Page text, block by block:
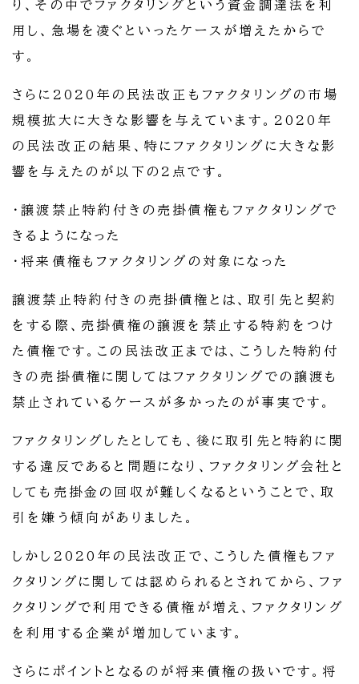
り、その中でファクタリングという資金調達法を利
用し、急場を凌ぐといったケースが増えたからで
す。
さらに2020年の民法改正もファクタリングの市場
規模拡大に大きな影響を与えています。2020年
の民法改正の結果、特にファクタリングに大きな影
響を与えたのが以下の2点です。
・譲渡禁止特約付きの売掛債権もファクタリングで
きるようになった
・将来債権もファクタリングの対象になった
譲渡禁止特約付きの売掛債権とは、取引先と契約
をする際、売掛債権の譲渡を禁止する特約をつけ
た債権です。この民法改正までは、こうした特約付
きの売掛債権に関してはファクタリングでの譲渡も
禁止されているケースが多かったのが事実です。
ファクタリングしたとしても、後に取引先と特約に関
する違反であると問題になり、ファクタリング会社と
しても売掛金の回収が難しくなるということで、取
引を嫌う傾向がありました。
しかし2020年の民法改正で、こうした債権もファ
クタリングに関しては認められるとされてから、ファ
クタリングで利用できる債権が増え、ファクタリング
を利用する企業が増加しています。
さらにポイントとなるのが将来債権の扱いです。将